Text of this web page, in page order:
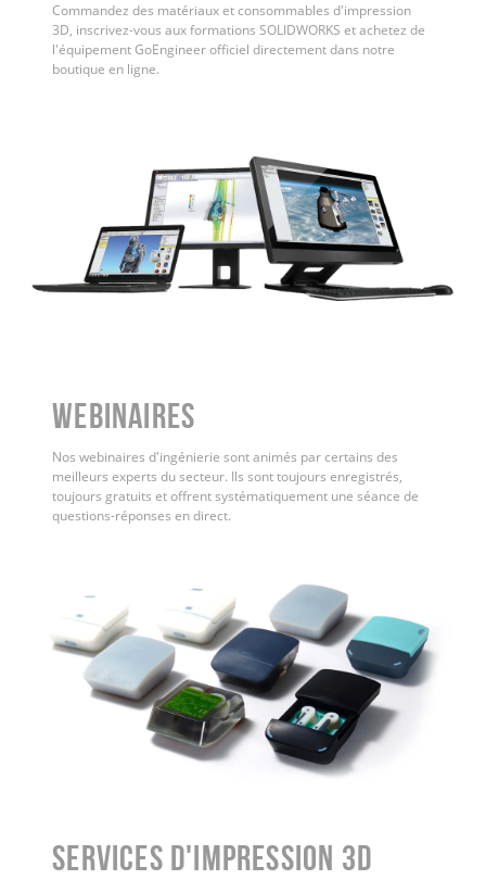
Commandez des matériaux et consommables d'impression
3D, inscrivez-vous aux formations SOLIDWORKS et achetez de
l'équipement GoEngineer officiel directement dans notre
boutique en ligne.
WEBINAIRES
Nos webinaires d'ingénierie sont animés par certains des
meilleurs experts du secteur. Ils sont toujours enregistrés,
toujours gratuits et offrent systématiquement une séance de
questions-réponses en direct.
Services d'impression 3D